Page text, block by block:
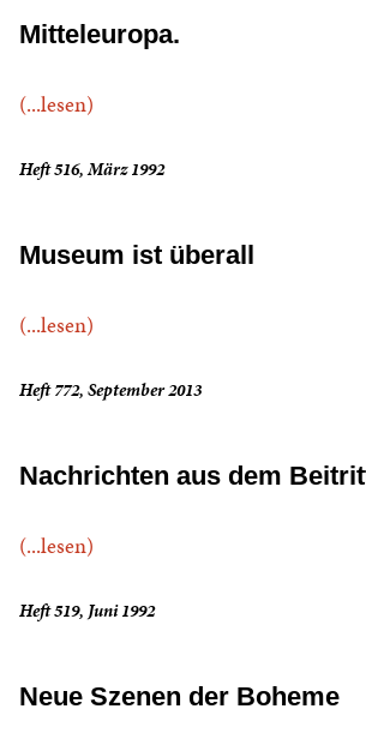
Mitteleuropa.
(...lesen)
Heft 516, März 1992
Museum ist überall
(...lesen)
Heft 772, September 2013
Nachrichten aus dem
(...lesen)
Heft 519, Juni 1992
Neue Szenen der Boheme